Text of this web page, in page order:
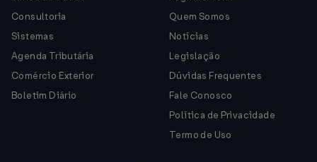
Consultoria
Sistemas
Agenda Tributária
Comércio Exterior
Boletim Diário
Quem Somos
Notícias
Legislação
Dúvidas Frequentes
Fale Conosco
Política de Privacidade
Termo de Uso